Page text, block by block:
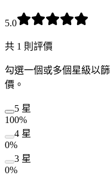
5.0
共 1 則評價
勾選一個或多個星級以
價。
5 星
100%
4 星
0%
3 星
0%